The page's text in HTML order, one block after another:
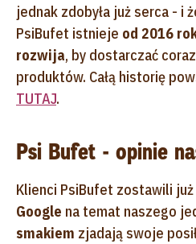
jednak zdobyła już serca - i
PsiBufet istnieje od 2016
rozwija, by dostarczać
produktów. Całą historię
TUTAJ.
Psi Bufet - opinie
Klienci PsiBufet zostawili już
Google na temat naszego
smakiem zjadają swoje